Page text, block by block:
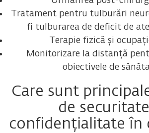
Tratament pentru tulburări
fi tulburarea de deficit de
Terapie fizică și
Monitorizare la distanță
obiectivele de
Care sunt
de
confidențialitate în